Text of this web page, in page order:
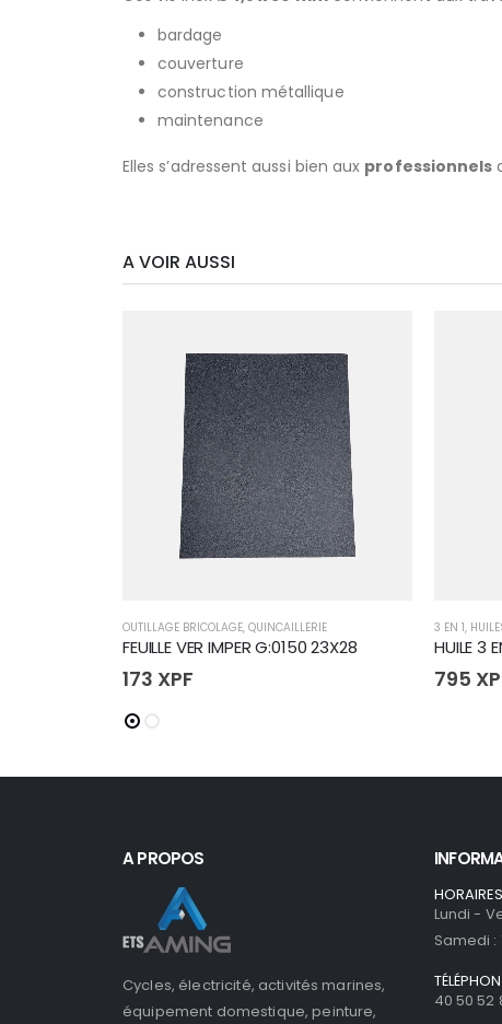
bardage
couverture
construction métallique
maintenance
Elles s’adressent aussi bien aux professionnels
A VOIR AUSSI
OUTILLAGE BRICOLAGE, QUINCAILLERIE
FEUILLE VER IMPER G:0150 23X28
173 XPF
3 EN 1,
HUILE 3
795
A PROPOS
Cycles, électricité, activités marines,
équipement domestique, peinture,
HORAIRES
Lundi -
Samedi :
40 50 52